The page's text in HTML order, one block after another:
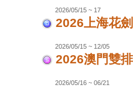
2026/05/15 ~ 17
2026上海花
2026/05/15 ~ 12/05
2026澳門雙
2026/05/16 ~ 06/21